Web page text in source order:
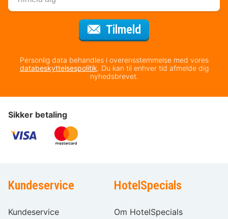
Tilmeld
Personlig data behandles i overensstemmelse med vores
databeskyttelsespolitik. Du kan til enhver tid afmelde dig
nyhedsbrevet.
Sikker betaling
Kundeservice
Kundeservice
HotelSpecials
Om HotelSpecials